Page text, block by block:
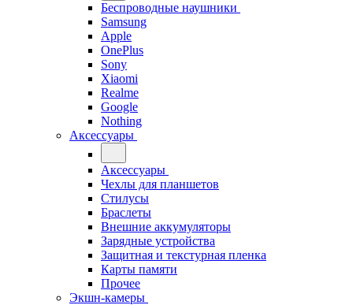
Беспроводные наушники
Samsung
Apple
OnePlus
Sony
Xiaomi
Realme
Google
Nothing
Аксессуары
Аксессуары
Чехлы для планшетов
Стилусы
Браслеты
Внешние аккумуляторы
Зарядные устройства
Защитная и текстурная пленка
Карты памяти
Прочее
Экшн-камеры